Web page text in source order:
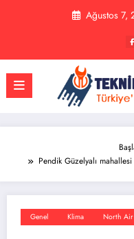
Ağustos 7,
Pendik Güzelyalı
Genel Klima North Air